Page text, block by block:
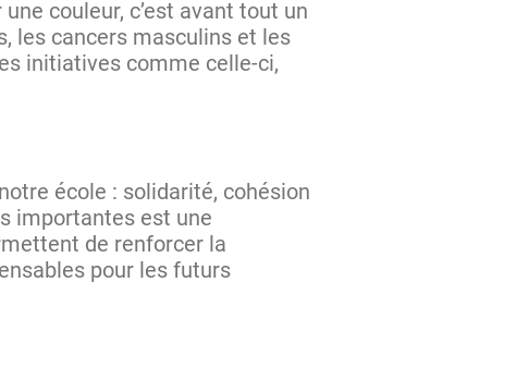
couleur, c’est avant tout un
les cancers masculins et les
initiatives comme celle-ci,
école : solidarité, cohésion
importantes est une
de renforcer la
pour les futurs